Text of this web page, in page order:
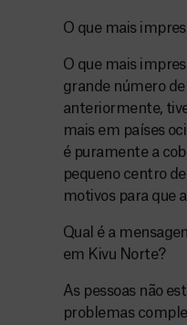
O que mais
O que mais
grande número
anteriormente,
mais em países
é puramente a
pequeno centro
motivos para que
Qual é a
em Kivu Norte?
As pessoas não
problemas